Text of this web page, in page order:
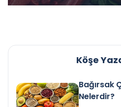
Köşe
Bağırsak
Nelerdir?